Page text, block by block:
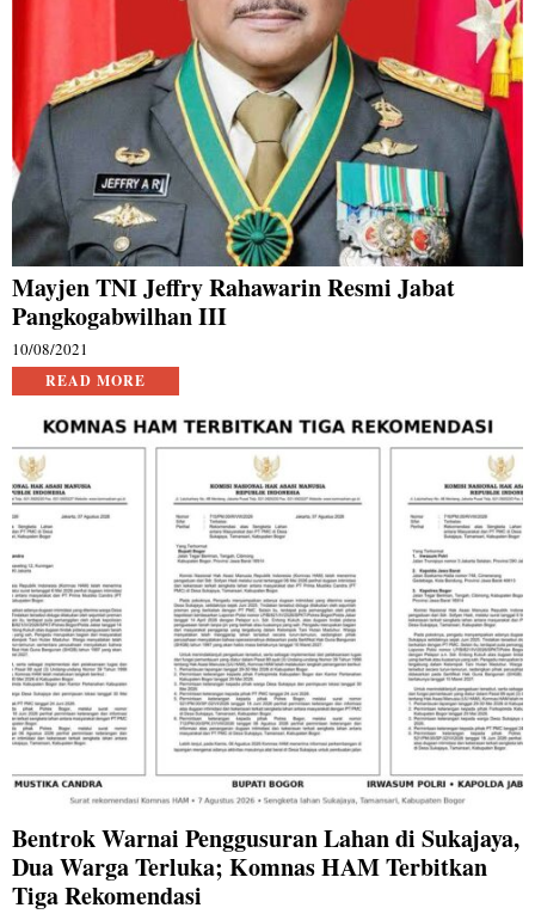
Mayjen TNI Jeffry Rahawarin Resmi Jabat
Pangkogabwilhan III
10/08/2021
READ MORE
Bentrok Warnai Penggusuran Lahan di Sukajaya,
Dua Warga Terluka; Komnas HAM Terbitkan
Tiga Rekomendasi